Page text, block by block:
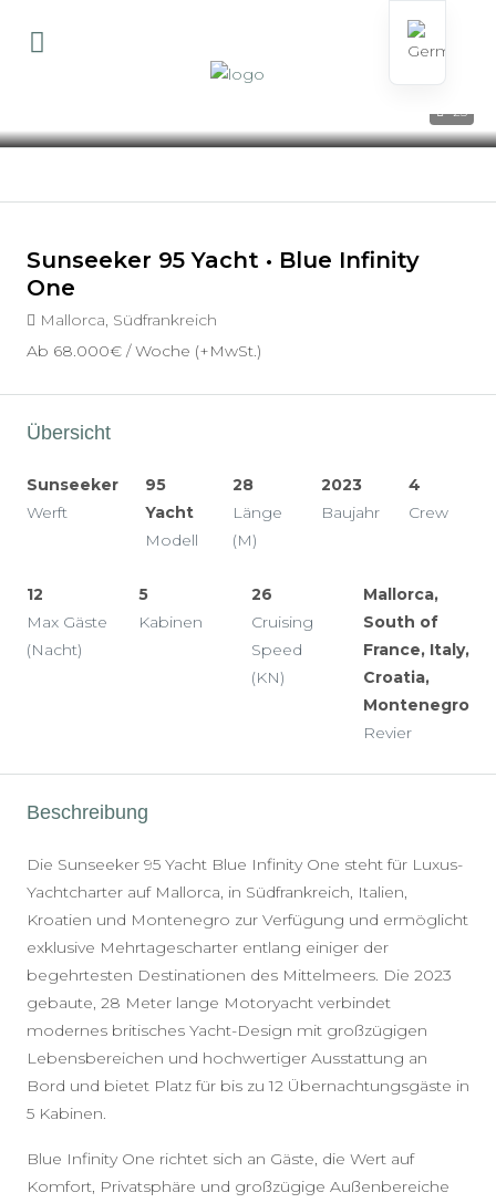
23
Sunseeker 95 Yacht • Blue Infinity
One
Mallorca, Südfrankreich
Ab 68.000€ / Woche (+MwSt.)
Übersicht
Sunseeker
Werft
95
Yacht
Modell
28
Länge
(M)
2023
Baujahr
4
Crew
12
Max Gäste
(Nacht)
5
Kabinen
26
Cruising
Speed
(KN)
Mallorca,
South of
France, Italy,
Croatia,
Montenegro
Revier
Beschreibung
Die Sunseeker 95 Yacht Blue Infinity One steht für Luxus-
Yachtcharter auf Mallorca, in Südfrankreich, Italien,
Kroatien und Montenegro zur Verfügung und ermöglicht
exklusive Mehrtagescharter entlang einiger der
begehrtesten Destinationen des Mittelmeers. Die 2023
gebaute, 28 Meter lange Motoryacht verbindet
modernes britisches Yacht-Design mit großzügigen
Lebensbereichen und hochwertiger Ausstattung an
Bord und bietet Platz für bis zu 12 Übernachtungsgäste in
5 Kabinen.
Blue Infinity One richtet sich an Gäste, die Wert auf
Komfort, Privatsphäre und großzügige Außenbereiche